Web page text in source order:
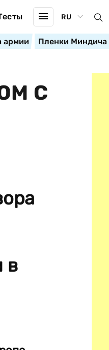
RU
армии Пленки Миндича
С
в